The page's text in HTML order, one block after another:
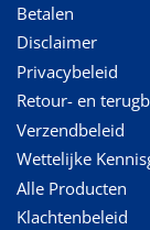
Betalen
Disclaimer
Privacybeleid
Retour- en
Verzendbeleid
Wettelijke
Alle Producten
Klachtenbeleid